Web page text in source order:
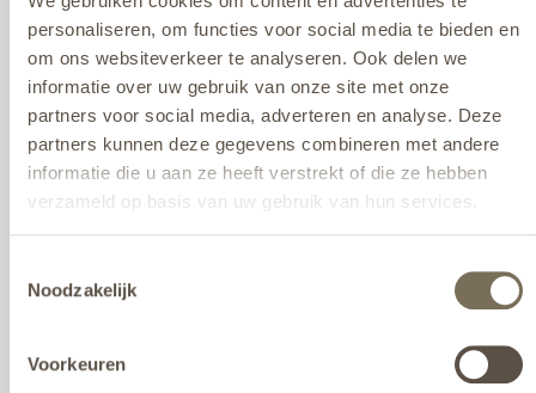
personaliseren, om functies voor social media te bieden en
om ons websiteverkeer te analyseren. Ook delen we
informatie over uw gebruik van onze site met onze
partners voor social media, adverteren en analyse. Deze
partners kunnen deze gegevens combineren met andere
informatie die u aan ze heeft verstrekt of die ze hebben
verzameld op basis van uw gebruik van hun services.
hier.
Noodzakelijk
Voorkeuren
Polyester